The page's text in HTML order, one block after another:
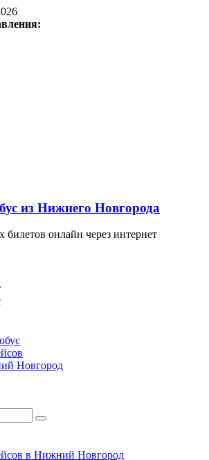
из Нижнего Новгорода
билетов онлайн через интернет
Новгород
в Нижний Новгород